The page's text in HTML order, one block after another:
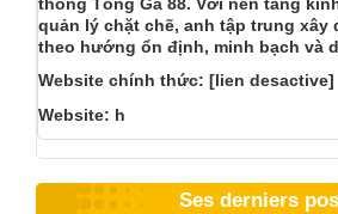
quản lý chặt chẽ, anh tập trung
theo hướng ổn định, minh bạch và
Website chính thức: [lien desactive]
Website: h
Ses derniers